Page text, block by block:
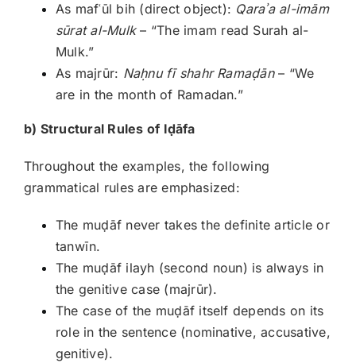
As mafʿūl bih (direct object): Qaraʾa al-imām
sūrat al-Mulk– “The imam read Surah al-
Mulk.”
As majrūr: Naḥnu fī shahr Ramaḍān– “We
are in the month of Ramadan.”
b) Structural Rules of Iḍāfa
Throughout the examples, the following
grammatical rules are emphasized:
The muḍāf never takes the definite article or
tanwīn.
The muḍāf ilayh (second noun) is always in
the genitive case (majrūr).
The case of the muḍāf itself depends on its
role in the sentence (nominative, accusative,
genitive).